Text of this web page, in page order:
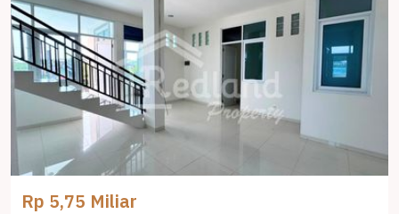
Rp 5,75 Miliar